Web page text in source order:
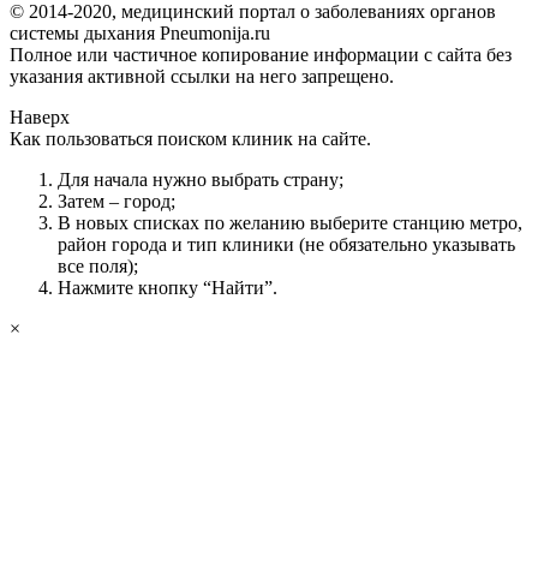
© 2014-2020, медицинский портал о заболеваниях органов
системы дыхания Pneumonija.ru
Полное или частичное копирование информации с сайта без
указания активной ссылки на него запрещено.
Наверх
Как пользоваться поиском клиник на сайте.
Для начала нужно выбрать страну;
Затем – город;
В новых списках по желанию выберите станцию метро,
район города и тип клиники (не обязательно указывать
все поля);
Нажмите кнопку “Найти”.
×